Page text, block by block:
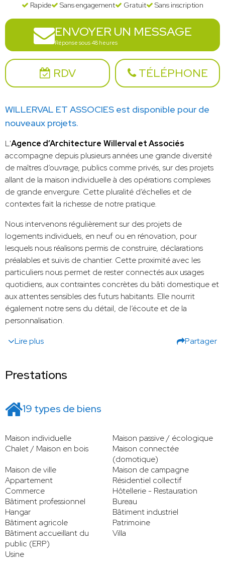
Rapide Sans engagement Gratuit Sans inscription
ENVOYER UN MESSAGE
Réponse sous 48 heures
RDV TÉLÉPHONE
WILLERVAL ET ASSOCIES est disponible pour de
nouveaux projets.
L'Agence d’Architecture Willerval et Associés
accompagne depuis plusieurs années une grande diversité
de maîtres d’ouvrage, publics comme privés, sur des projets
allant de la maison individuelle à des opérations complexes
de grande envergure. Cette pluralité d’échelles et de
contextes fait la richesse de notre pratique.
Nous intervenons régulièrement sur des projets de
logements individuels, en neuf ou en rénovation, pour
lesquels nous réalisons permis de construire, déclarations
préalables et suivis de chantier. Cette proximité avec les
particuliers nous permet de rester connectés aux usages
quotidiens, aux contraintes concrètes du bâti domestique et
aux attentes sensibles des futurs habitants. Elle nourrit
également notre sens du détail, de l’écoute et de la
personnalisation.
Lire plus
Partager
Prestations
19 types de biens
Maison individuelle
Maison passive / écologique
Chalet / Maison en bois
Maison connectée
(domotique)
Maison de ville
Maison de campagne
Appartement
Résidentiel collectif
Commerce
Hôtellerie - Restauration
Bâtiment professionnel
Bureau
Hangar
Bâtiment industriel
Bâtiment agricole
Patrimoine
Bâtiment accueillant du
public (ERP)
Villa
Usine